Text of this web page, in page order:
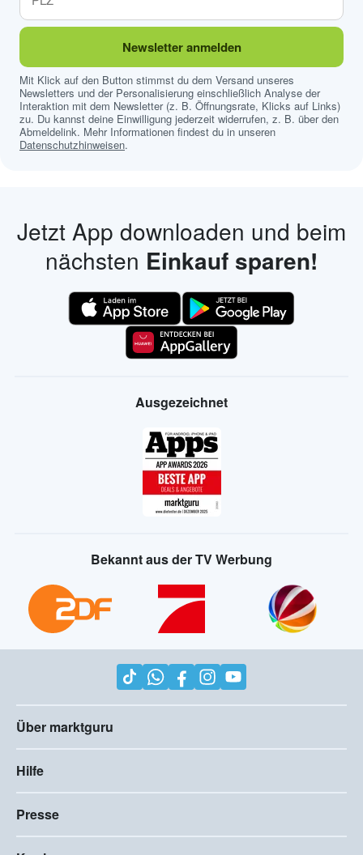
Newsletter anmelden
Mit Klick auf den Button stimmst du dem Versand unseres
Newsletters und der Personalisierung einschließlich Analyse der
Interaktion mit dem Newsletter (z. B. Öffnungsrate, Klicks auf Links)
zu. Du kannst deine Einwilligung jederzeit widerrufen, z. B. über den
Abmeldelink. Mehr Informationen findest du in unseren
Datenschutzhinweisen.
Jetzt App downloaden und beim
nächsten Einkauf sparen!
Ausgezeichnet
Bekannt aus der TV Werbung
Über marktguru
Hilfe
Presse